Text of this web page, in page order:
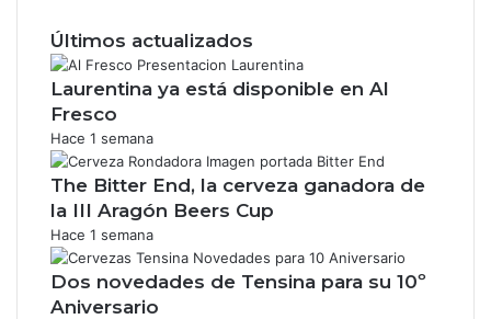
Últimos actualizados
Laurentina ya está disponible en Al
Fresco
Hace 1 semana
The Bitter End, la cerveza ganadora de
la III Aragón Beers Cup
Hace 1 semana
Dos novedades de Tensina para su 10º
Aniversario